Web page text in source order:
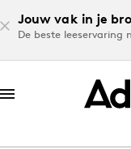
Jouw vak in je
De beste leeservaring